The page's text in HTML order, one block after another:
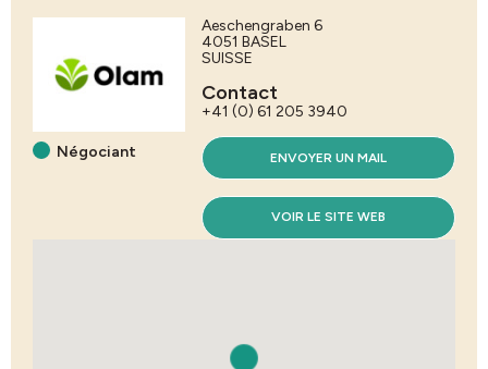
Négociant
Aeschengraben 6
4051 BASEL
SUISSE
Contact
+41 (0) 61 205 3940
ENVOYER UN MAIL
VOIR LE SITE WEB